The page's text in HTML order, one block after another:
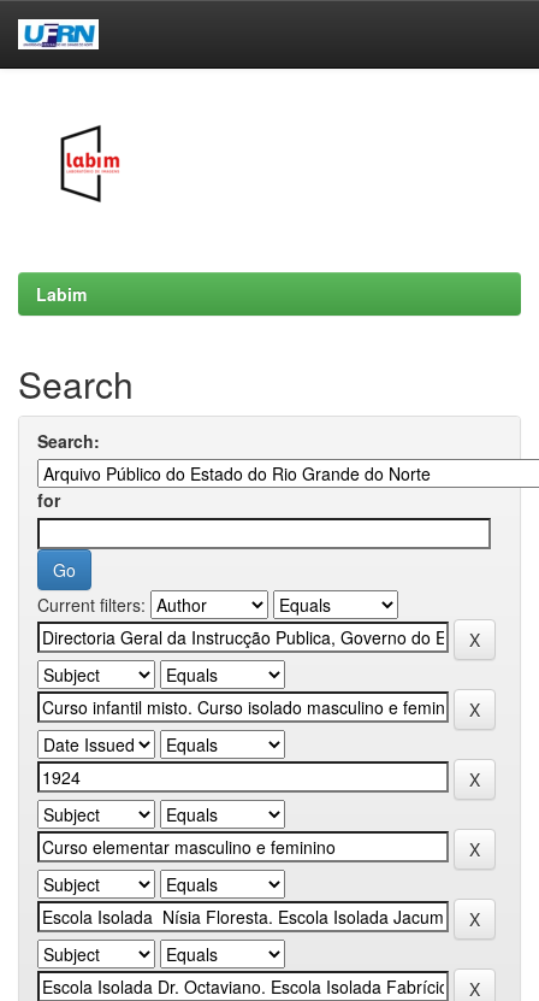
Labim
Search
Search:
for
Current filters: